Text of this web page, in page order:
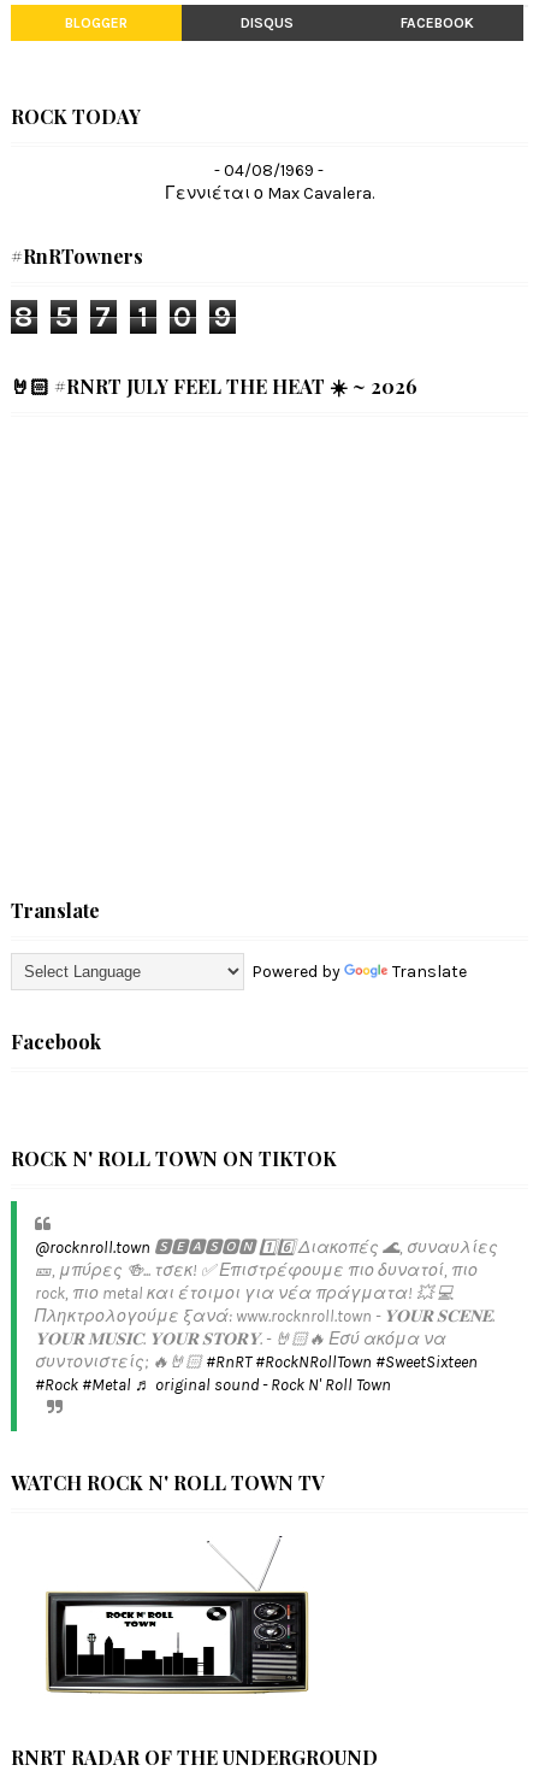
BLOGGER DISQUS FACEBOOK
ROCK TODAY
- 04/08/1969 -
Γεννιέται ο Max Cavalera.
#RnRTowners
8 5 7 1 0 9
🤘🏻 #RNRT JULY FEEL THE HEAT ☀️ ~ 2026
Translate
Powered by Translate
Facebook
ROCK N' ROLL TOWN ON TIKTOK
@rocknroll.town 🆂🅴🅰🆂🅾🅽 1️⃣6️⃣ Διακοπές 🌊, συναυλίες
🎫, μπύρες 🍻... τσεκ! ✅️ Επιστρέφουμε πιο δυνατοί, πιο
rock, πιο metal και έτοιμοι για νέα πράγματα! 💥 💻
Πληκτρολογούμε ξανά: www.rocknroll.town - 𝐘𝐎𝐔𝐑 𝐒𝐂𝐄𝐍𝐄.
𝐘𝐎𝐔𝐑 𝐌𝐔𝐒𝐈𝐂. 𝐘𝐎𝐔𝐑 𝐒𝐓𝐎𝐑𝐘. - 🤘🏻🔥 Εσύ ακόμα να
συντονιστείς; 🔥🤘🏻#RnRT #RockNRollTown #SweetSixteen
#Rock #Metal ♬ original sound - Rock N' Roll Town
WATCH ROCK N' ROLL TOWN TV
RNRT RADAR OF THE UNDERGROUND